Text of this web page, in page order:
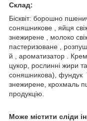
Склад:
Бісквіт: борошно
соняшникове , яйця
знежирене , молоко
пастеризоване ,
й , ароматизатор . Крем
цукор, рослинні жири та
соняшникова), фундук
знежирене, крохмаль
продукцію.
Може містити сліди